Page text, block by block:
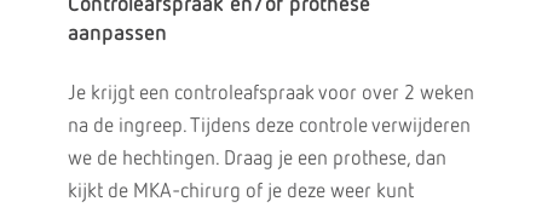
Controleafspraak en/of prothese
aanpassen
Je krijgt een controleafspraak voor over 2 weken
na de ingreep. Tijdens deze controle verwijderen
we de hechtingen. Draag je een prothese, dan
kijkt de MKA-chirurg of je deze weer kunt